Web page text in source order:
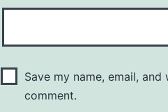
Save my name, email,
comment.